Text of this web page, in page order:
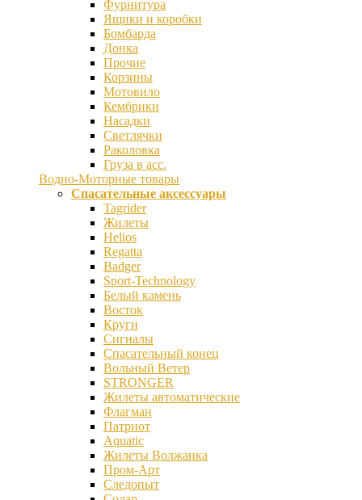
Фурнитура
Ящики и коробки
Бомбарда
Донка
Прочие
Корзины
Мотовило
Кембрики
Насадки
Светлячки
Раколовка
Груза в асс.
Водно-Моторные товары
Спасательные аксессуары
Tagrider
Жилеты
Helios
Regatta
Badger
Sport-Technology
Белый камень
Восток
Круги
Сигналы
Спасательный конец
Вольный Ветер
STRONGER
Жилеты автоматические
Флагман
Патриот
Aquatic
Жилеты Волжанка
Пром-Арт
Следопыт